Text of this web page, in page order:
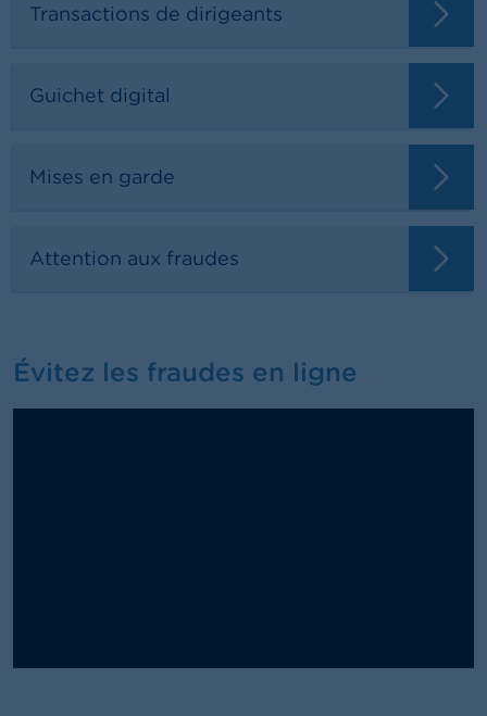
Transactions de dirigeants
Guichet digital
Mises en garde
Attention aux fraudes
Évitez les fraudes en ligne